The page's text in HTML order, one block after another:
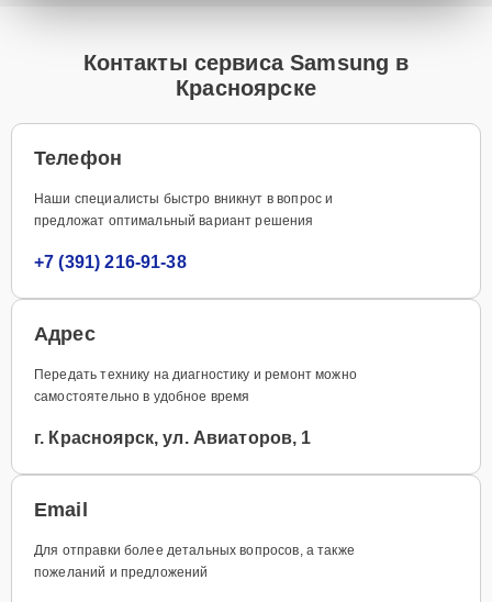
Контакты сервиса Samsung в
Красноярске
Телефон
Наши специалисты быстро вникнут в вопрос и
предложат оптимальный вариант решения
+7 (391) 216-91-38
Адрес
Передать технику на диагностику и ремонт можно
самостоятельно в удобное время
г. Красноярск, ул. Авиаторов, 1
Email
Для отправки более детальных вопросов, а также
пожеланий и предложений